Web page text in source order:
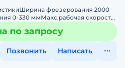
фрезерования 2000
0-330 ммМакс.рабочая скорость
IIIПроизводитель двигателя DON
по запросу
Позвонить Написать